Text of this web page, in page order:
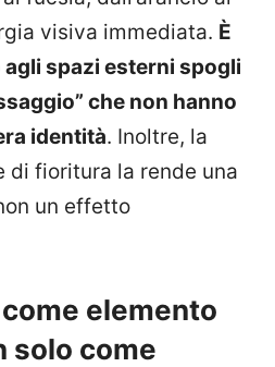
visiva immediata. È
spazi esterni spogli
che non hanno
identità. Inoltre, la
di fioritura la rende una
un effetto
elemento
solo come